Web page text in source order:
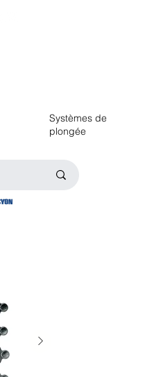
Systèmes de
plongée